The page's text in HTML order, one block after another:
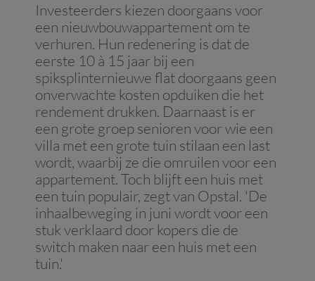
Investeerders kiezen doorgaans voor
een nieuwbouwappartement om te
verhuren. Hun redenering is dat de
eerste 10 à 15 jaar bij een
spiksplinternieuwe flat doorgaans geen
onverwachte kosten opduiken die het
rendement drukken. Daarnaast is er
een grote groep senioren voor wie een
villa met een grote tuin stilaan een last
wordt, waarbij ze die omruilen voor een
appartement. Toch blijft een huis met
een tuin populair, zegt van Opstal. 'De
inhaalbeweging in juni wordt voor een
stuk verklaard door kopers die de
switch maken naar een huis met een
tuin.'